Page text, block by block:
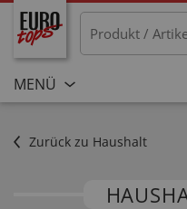
MENÜ
Zurück zu Haushalt